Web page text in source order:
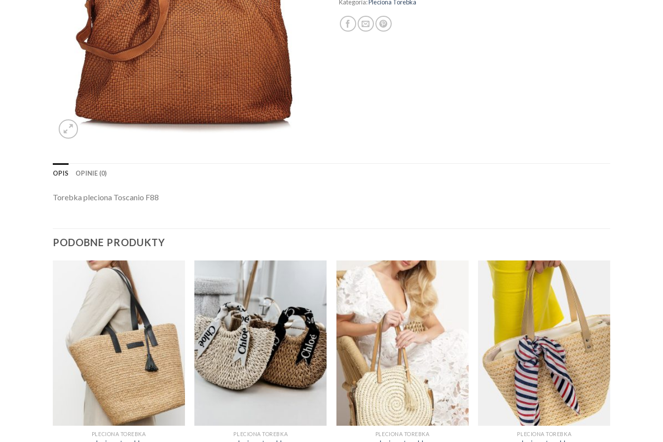
Kategoria:Pleciona Torebka
OPIS OPINIE (0)
Torebka pleciona Toscanio F88
PODOBNE PRODUKTY
PLECIONA TOREBKA PLECIONA TOREBKA PLECIONA TOREBKA PLECIONA TOREBKA